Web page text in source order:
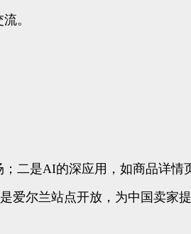
。
二是AI的深应用，如商品详情
爱尔兰站点开放，为中国卖家